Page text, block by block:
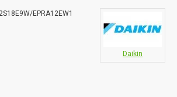
EPRA12EW1
Daikin